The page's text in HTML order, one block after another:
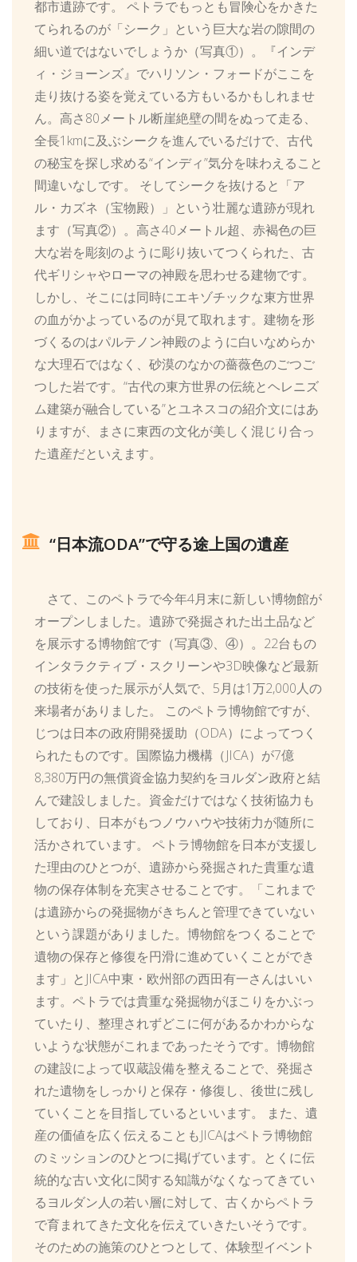
都市遺跡です。 ペトラでもっとも冒険心をかきた
てられるのが「シーク」という巨大な岩の隙間の
細い道ではないでしょうか（写真①）。『インデ
ィ・ジョーンズ』でハリソン・フォードがここを
走り抜ける姿を覚えている方もいるかもしれませ
ん。高さ80メートル断崖絶壁の間をぬって走る、
全長1kmに及ぶシークを進んでいるだけで、古代
の秘宝を探し求める“インディ”気分を味わえること
間違いなしです。 そしてシークを抜けると「ア
ル・カズネ（宝物殿）」という壮麗な遺跡が現れ
ます（写真②）。高さ40メートル超、赤褐色の巨
大な岩を彫刻のように彫り抜いてつくられた、古
代ギリシャやローマの神殿を思わせる建物です。
しかし、そこには同時にエキゾチックな東方世界
の血がかよっているのが見て取れます。建物を形
づくるのはパルテノン神殿のように白いなめらか
な大理石ではなく、砂漠のなかの薔薇色のごつご
つした岩です。“古代の東方世界の伝統とヘレニズ
ム建築が融合している”とユネスコの紹介文にはあ
りますが、まさに東西の文化が美しく混じり合っ
た遺産だといえます。
“日本流ODA”で守る途上国の遺産
さて、このペトラで今年4月末に新しい博物館が
オープンしました。遺跡で発掘された出土品など
を展示する博物館です（写真③、④）。22台もの
インタラクティブ・スクリーンや3D映像など最新
の技術を使った展示が人気で、5月は1万2,000人の
来場者がありました。 このペトラ博物館ですが、
じつは日本の政府開発援助（ODA）によってつく
られたものです。国際協力機構（JICA）が7億
8,380万円の無償資金協力契約をヨルダン政府と結
んで建設しました。資金だけではなく技術協力も
しており、日本がもつノウハウや技術力が随所に
活かされています。 ペトラ博物館を日本が支援し
た理由のひとつが、遺跡から発掘された貴重な遺
物の保存体制を充実させることです。「これまで
は遺跡からの発掘物がきちんと管理できていない
という課題がありました。博物館をつくることで
遺物の保存と修復を円滑に進めていくことができ
ます」とJICA中東・欧州部の西田有一さんはいい
ます。ペトラでは貴重な発掘物がほこりをかぶっ
ていたり、整理されずどこに何があるかわからな
いような状態がこれまであったそうです。博物館
の建設によって収蔵設備を整えることで、発掘さ
れた遺物をしっかりと保存・修復し、後世に残し
ていくことを目指しているといいます。 また、遺
産の価値を広く伝えることもJICAはペトラ博物館
のミッションのひとつに掲げています。とくに伝
統的な古い文化に関する知識がなくなってきてい
るヨルダン人の若い層に対して、古くからペトラ
で育まれてきた文化を伝えていきたいそうです。
そのための施策のひとつとして、体験型イベント